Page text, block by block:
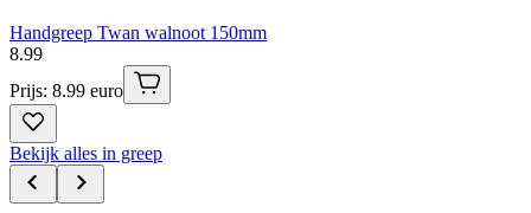
Handgreep Twan walnoot 150mm
8.99
Prijs: 8.99 euro
Bekijk alles in greep